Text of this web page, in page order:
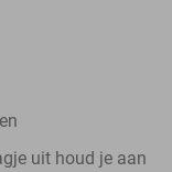
uit houd je aan